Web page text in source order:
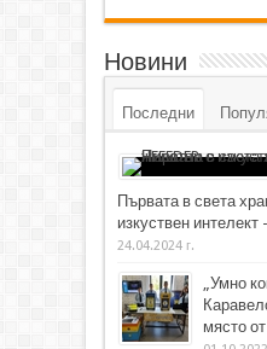
Новини
Последни
Първата в света
изкуствен интелект
24.04.2024 г.
„Умно
място